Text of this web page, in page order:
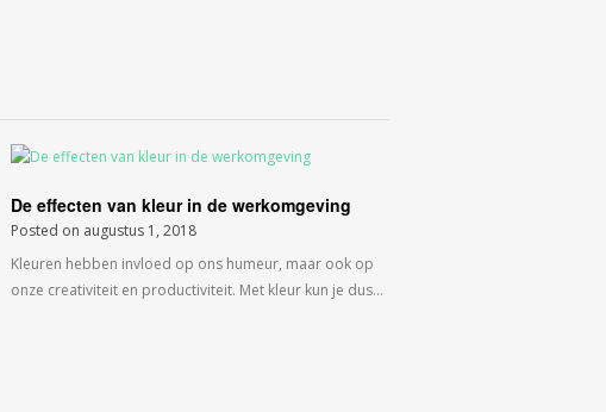
De effecten van kleur in de werkomgeving
Posted on augustus 1, 2018
Kleuren hebben invloed op ons humeur, maar ook op
onze creativiteit en productiviteit. Met kleur kun je dus…